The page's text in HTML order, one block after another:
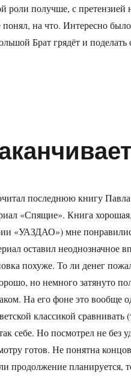
роли получше, с претензией
на что. Интересно
Брат грядёт и поделать
последнюю книгу
«Спящие». Книга
«УАЗДАО») мне
оставил неоднозначное
похуже. То ли денег
но немного затянуто
На его фоне это вообще
классикой
себе. Но посмотрел не без
готов. Не понятна
продолжение планируется,